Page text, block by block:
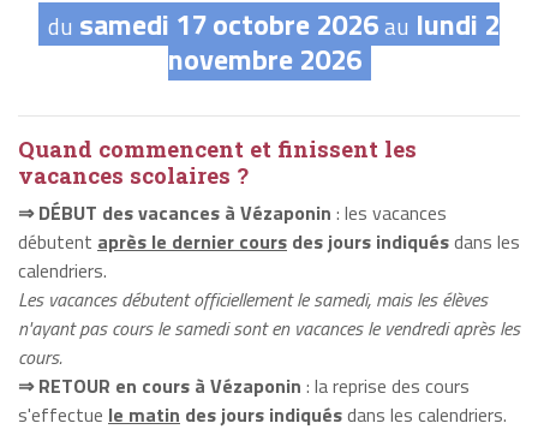
du samedi 17 octobre 2026au lundi 2
novembre 2026
Quand commencent et finissent les
vacances scolaires ?
⇒ DÉBUT des vacances à Vézaponin : les vacances
débutent après le dernier cours des jours indiquésdans les
calendriers.
Les vacances débutent officiellement le samedi, mais les élèves
n'ayant pas cours le samedi sont en vacances le vendredi après les
cours.
⇒ RETOUR en cours à Vézaponin : la reprise des cours
s'effectue le matin des jours indiquésdans les calendriers.